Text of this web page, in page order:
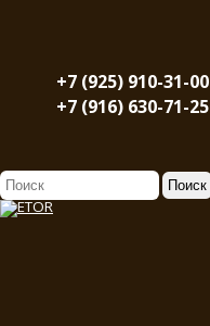
+7 (925) 910-31-00
+7 (916) 630-71-25